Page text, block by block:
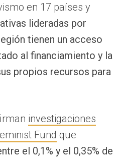
en 17 países y
lideradas por
tienen un acceso
al financiamiento y la
propios recursos para
investigaciones
Fund que
el 0,1% y el 0,35% de